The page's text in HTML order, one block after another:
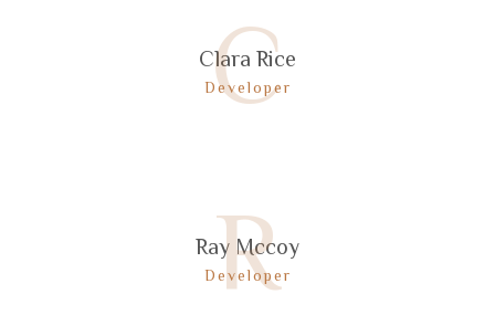
C
Clara Rice
Developer
R
Ray Mccoy
Developer